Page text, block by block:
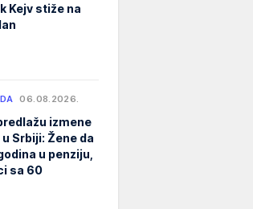
Kejv stiže na
06.08.2026.
izmene
Srbiji: Žene da
u penziju,
sa 60